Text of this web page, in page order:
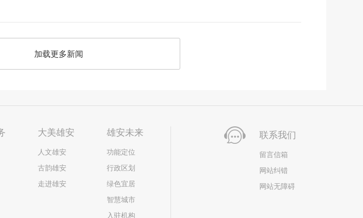
加载更多新闻
大美雄安
人文雄安
古韵雄安
走进雄安
雄安未来
功能定位
行政区划
绿色宜居
智慧城市
入驻机构
联系我们
留言信箱
网站纠错
网站无障碍